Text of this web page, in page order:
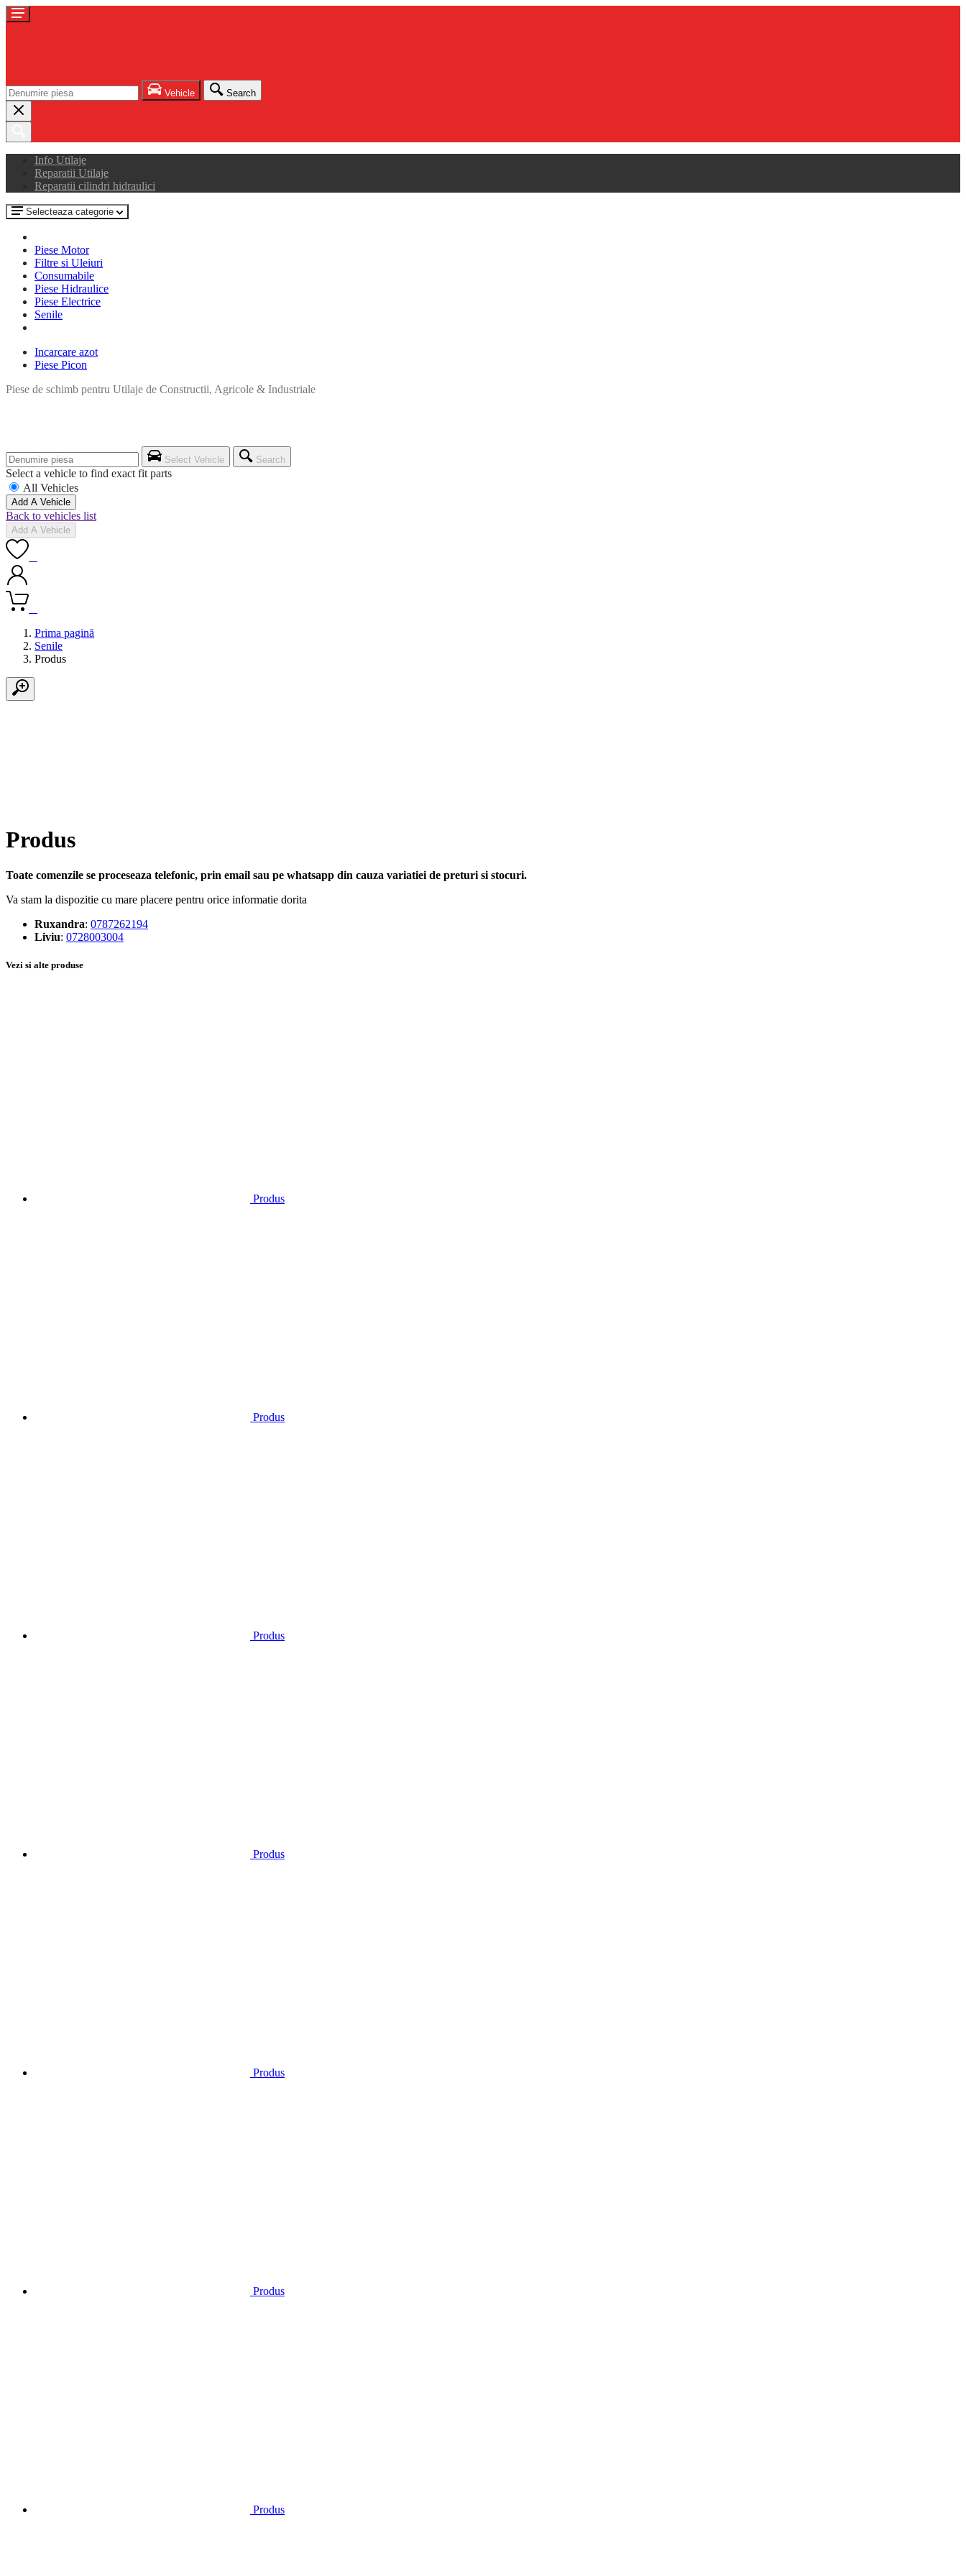
Vehicle Search
Info Utilaje
Reparatii Utilaje
Reparatii cilindri hidraulici
Selecteaza categorie
Piese Motor
Filtre si Uleiuri
Consumabile
Piese Hidraulice
Piese Electrice
Senile
Incarcare azot
Piese Picon
Piese de schimb pentru Utilaje de Constructii, Agricole & Industriale
Select Vehicle Search
Select a vehicle to find exact fit parts
All Vehicles
Add A Vehicle
Back to vehicles list
Add A Vehicle
Prima pagină
Senile
Produs
Produs
Toate comenzile se proceseaza telefonic, prin email sau pe whatsapp din cauza variatiei de preturi si stocuri.
Va stam la dispozitie cu mare placere pentru orice informatie dorita
Ruxandra: 0787262194
Liviu: 0728003004
Vezi si alte produse
Produs
Produs
Produs
Produs
Produs
Produs
Produs